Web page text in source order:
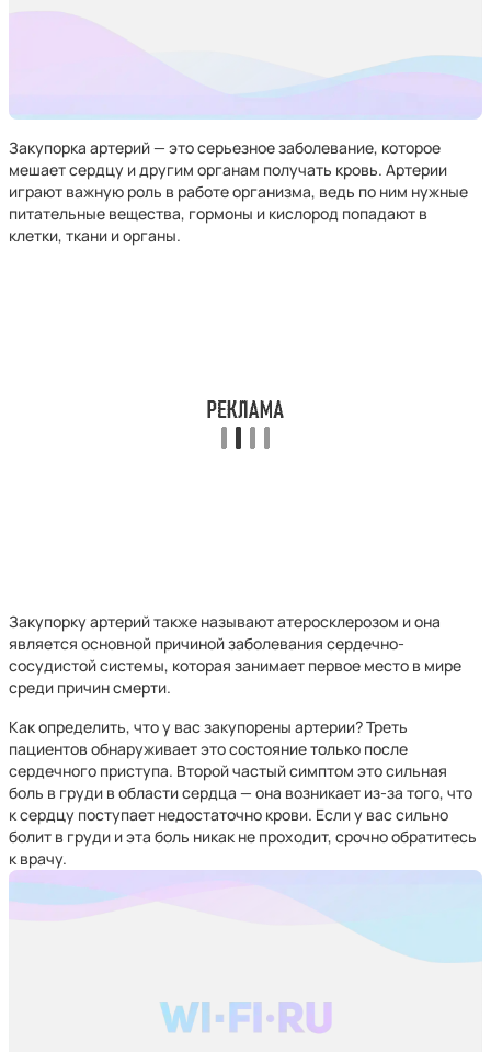
Закупорка артерий — это серьезное заболевание, которое
мешает сердцу и другим органам получать кровь. Артерии
играют важную роль в работе организма, ведь по ним нужные
питательные вещества, гормоны и кислород попадают в
клетки, ткани и органы.
Закупорку артерий также называют атеросклерозом и она
является основной причиной заболевания сердечно-
сосудистой системы, которая занимает первое место в мире
среди причин смерти.
Как определить, что у вас закупорены артерии? Треть
пациентов обнаруживает это состояние только после
сердечного приступа. Второй частый симптом это сильная
боль в груди в области сердца — она возникает из-за того, что
к сердцу поступает недостаточно крови. Если у вас сильно
болит в груди и эта боль никак не проходит, срочно обратитесь
к врачу.